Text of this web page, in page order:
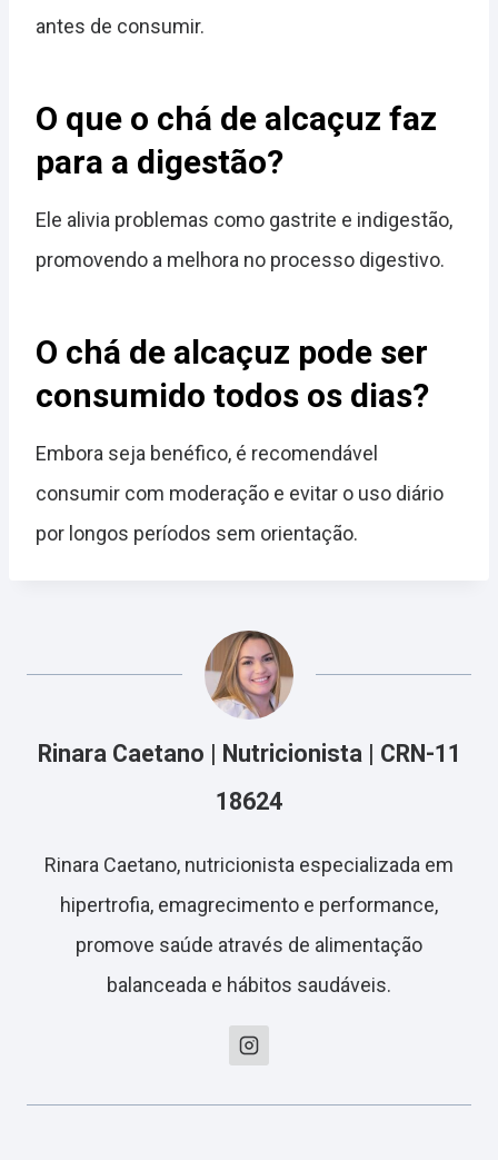
antes de consumir.
O que o chá de alcaçuz faz
para a digestão?
Ele alivia problemas como gastrite e indigestão,
promovendo a melhora no processo digestivo.
O chá de alcaçuz pode ser
consumido todos os dias?
Embora seja benéfico, é recomendável
consumir com moderação e evitar o uso diário
por longos períodos sem orientação.
Rinara Caetano | Nutricionista | CRN-11
18624
Rinara Caetano, nutricionista especializada em
hipertrofia, emagrecimento e performance,
promove saúde através de alimentação
balanceada e hábitos saudáveis.